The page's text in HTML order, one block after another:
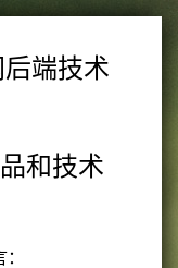
端技术
和技术